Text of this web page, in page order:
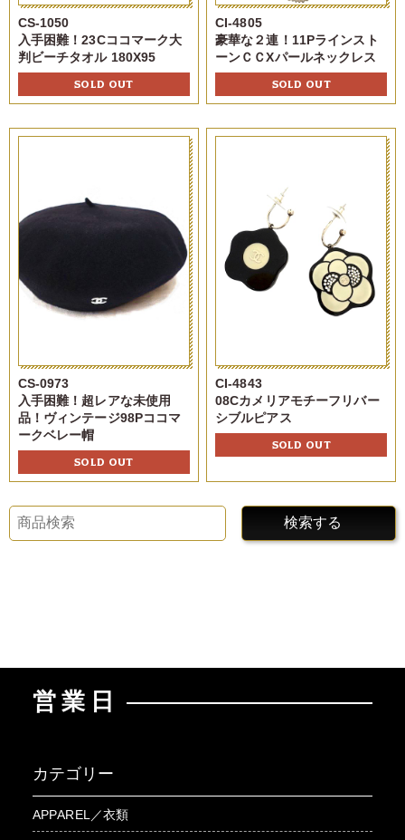
CS-1050
入手困難！23Cココマーク大
判ビーチタオル 180X95
SOLD OUT
CI-4805
豪華な２連！11Pラインスト
ーンＣＣXパールネックレス
SOLD OUT
CS-0973
入手困難！超レアな未使用
品！ヴィンテージ98Pココマ
ークベレー帽
SOLD OUT
CI-4843
08Cカメリアモチーフリバー
シブルピアス
SOLD OUT
検索する
営業日
カテゴリー
APPAREL／衣類